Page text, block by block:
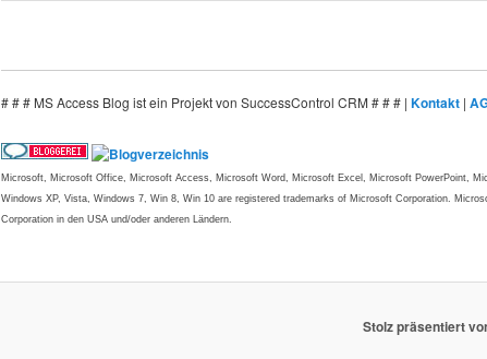
# # # MS Access Blog ist ein Projekt von SuccessControl CRM # # # | Kontakt |
Microsoft, Microsoft Office, Microsoft Access, Microsoft Word, Microsoft Excel, Microsoft PowerPoint,
Windows XP, Vista, Windows 7, Win 8, Win 10 are registered trademarks of Microsoft Corporation.
Corporation in den USA und/oder anderen Ländern.
Stolz präsentiert